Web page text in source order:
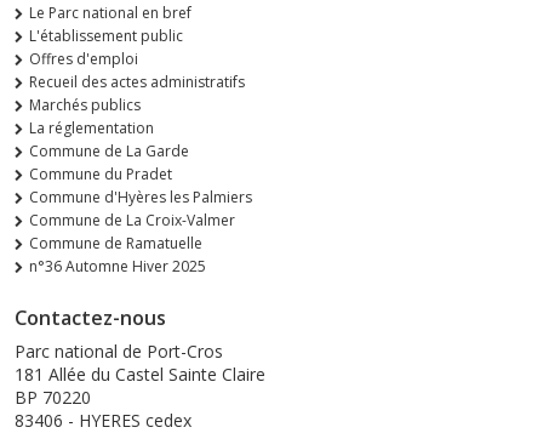
Le Parc national en bref
L'établissement public
Offres d'emploi
Recueil des actes administratifs
Marchés publics
La réglementation
Commune de La Garde
Commune du Pradet
Commune d'Hyères les Palmiers
Commune de La Croix-Valmer
Commune de Ramatuelle
n°36 Automne Hiver 2025
Contactez-nous
Parc national de Port-Cros
181 Allée du Castel Sainte Claire
BP 70220
83406 - HYERES cedex